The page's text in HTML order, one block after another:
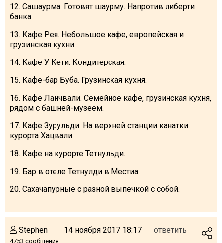
12. Сашаурма. Готовят шаурму. Напротив либерти
банка.
13. Кафе Рея. Небольшое кафе, европейская и
грузинская кухни.
14. Кафе У Кети. Кондитерская.
15. Кафе-бар Буба. Грузинская кухня.
16. Кафе Ланчвали. Семейное кафе, грузинская кухня,
рядом с башней-музеем.
17. Кафе Зурульди. На верхней станции канатки
курорта Хацвали.
18. Кафе на курорте Тетнульди.
19. Бар в отеле Тетнулди в Местиа.
20. Сахачапурные с разной выпечкой с собой.
Stephen
4753 сообщения
14 ноября 2017 18:17 ответить